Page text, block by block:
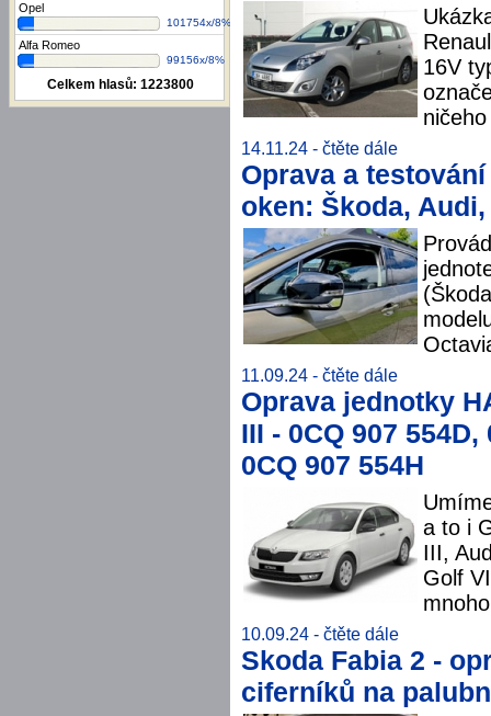
Opel
101754x/8%
Alfa Romeo
99156x/8%
Celkem hlasů: 1223800
16V
14.11.24 - čtěte dále
Oprava a
oken: Škoda, Audi,
11.09.24 - čtěte dále
Oprava jednotky
III - 0CQ 907 554D,
0CQ 907 554H
a to i
III,
Golf
10.09.24 - čtěte dále
Skoda Fabia 2 -
ciferníků na